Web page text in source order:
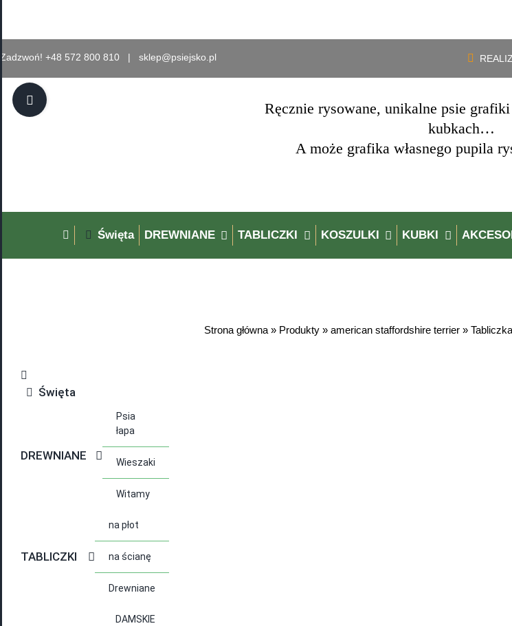
Zadzwoń! +48 572 800 810 | sklep@psiejsko.pl
Ręcznie rysowane, unikalne psie
kubkach…
A może grafika własnego pupila
Święta DREWNIANE TABLICZKI KOSZULKI KUBKI
Strona główna » Produkty »american staffordshire terrier »
Święta
DREWNIANE
Psia
łapa
Wieszaki
Witamy
TABLICZKI
na płot
na ścianę
Drewniane
DAMSKIE
Toggle
Sliding